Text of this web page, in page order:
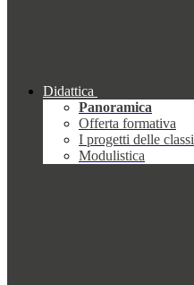
Didattica
Panoramica
Offerta formativa
I progetti delle classi
Modulistica